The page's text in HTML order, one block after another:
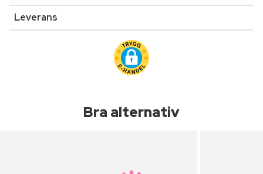
Leverans
Bra alternativ